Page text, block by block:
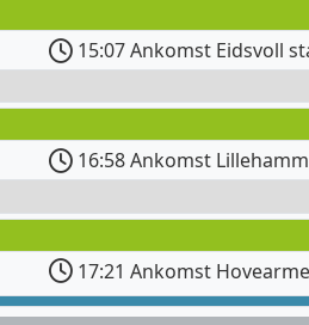
15:07 Ankomst Eidsvoll
16:58 Ankomst
17:21 Ankomst